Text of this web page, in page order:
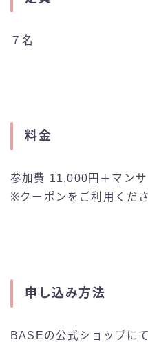
７名
料金
参加費 11,000円＋マン
※クーポンをご利用くださ
申し込み方法
BASEの公式ショップに